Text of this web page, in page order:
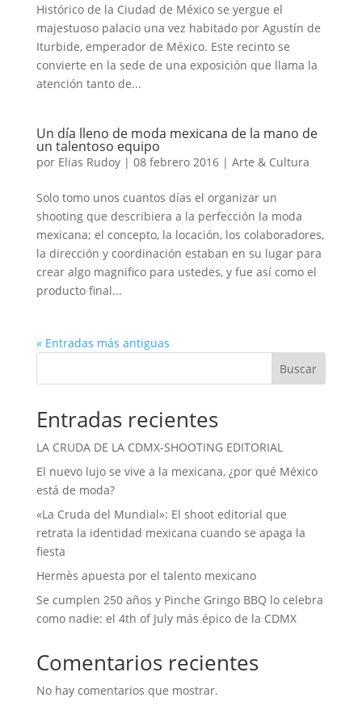
Histórico de la Ciudad de México se yergue el
majestuoso palacio una vez habitado por Agustín de
Iturbide, emperador de México. Este recinto se
convierte en la sede de una exposición que llama la
atención tanto de...
Un día lleno de moda mexicana de la mano de
un talentoso equipo
por Elias Rudoy| 08 febrero 2016| Arte & Cultura
Solo tomo unos cuantos días el organizar un
shooting que describiera a la perfección la moda
mexicana; el concepto, la locación, los colaboradores,
la dirección y coordinación estaban en su lugar para
crear algo magnifico para ustedes, y fue así como el
producto final...
« Entradas más antiguas
Buscar
Entradas recientes
LA CRUDA DE LA CDMX-SHOOTING EDITORIAL
El nuevo lujo se vive a la mexicana, ¿por qué México
está de moda?
«La Cruda del Mundial»: El shoot editorial que
retrata la identidad mexicana cuando se apaga la
fiesta
Hermès apuesta por el talento mexicano
Se cumplen 250 años y Pinche Gringo BBQ lo celebra
como nadie: el 4th of July más épico de la CDMX
Comentarios recientes
No hay comentarios que mostrar.